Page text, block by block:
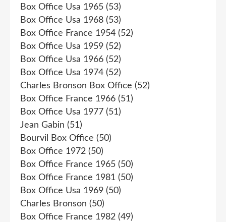
Box Office Usa 1965 (53)
Box Office Usa 1968 (53)
Box Office France 1954 (52)
Box Office Usa 1959 (52)
Box Office Usa 1966 (52)
Box Office Usa 1974 (52)
Charles Bronson Box Office (52)
Box Office France 1966 (51)
Box Office Usa 1977 (51)
Jean Gabin (51)
Bourvil Box Office (50)
Box Office 1972 (50)
Box Office France 1965 (50)
Box Office France 1981 (50)
Box Office Usa 1969 (50)
Charles Bronson (50)
Box Office France 1982 (49)